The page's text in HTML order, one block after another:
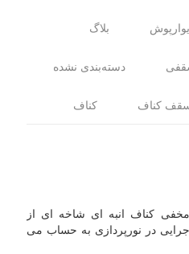
بلاگ
دسته‌بندی نشده
کناف کناف
کناف انبه ای شاخه ای از
در نورپردازی به حساب می